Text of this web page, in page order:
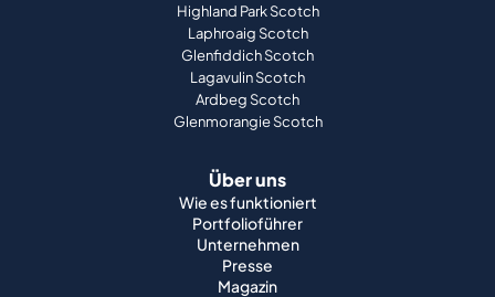
Highland Park Scotch
Laphroaig Scotch
Glenfiddich Scotch
Lagavulin Scotch
Ardbeg Scotch
Glenmorangie Scotch
Über uns
Wie es funktioniert
Portfolioführer
Unternehmen
Presse
Magazin